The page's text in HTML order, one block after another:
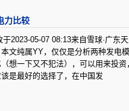
力比较
2023-05-07 08:13来自雪球·广东
文纯属YY，仅仅是分析两种发电
想一下又不犯法），可以用来投
是最好的选择了，在中国发